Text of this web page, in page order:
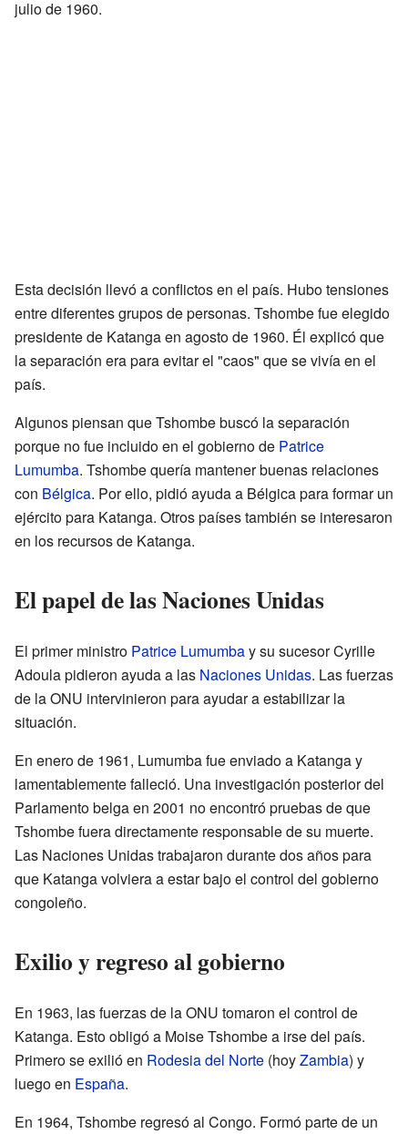
julio de 1960.
Esta decisión llevó a conflictos en el país. Hubo tensiones
entre diferentes grupos de personas. Tshombe fue elegido
presidente de Katanga en agosto de 1960. Él explicó que
la separación era para evitar el "caos" que se vivía en el
país.
Algunos piensan que Tshombe buscó la separación
porque no fue incluido en el gobierno de Patrice
Lumumba. Tshombe quería mantener buenas relaciones
con Bélgica. Por ello, pidió ayuda a Bélgica para formar un
ejército para Katanga. Otros países también se interesaron
en los recursos de Katanga.
El papel de las Naciones Unidas
El primer ministro Patrice Lumumbay su sucesor Cyrille
Adoula pidieron ayuda a las Naciones Unidas. Las fuerzas
de la ONU intervinieron para ayudar a estabilizar la
situación.
En enero de 1961, Lumumba fue enviado a Katanga y
lamentablemente falleció. Una investigación posterior del
Parlamento belga en 2001 no encontró pruebas de que
Tshombe fuera directamente responsable de su muerte.
Las Naciones Unidas trabajaron durante dos años para
que Katanga volviera a estar bajo el control del gobierno
congoleño.
Exilio y regreso al gobierno
En 1963, las fuerzas de la ONU tomaron el control de
Katanga. Esto obligó a Moise Tshombe a irse del país.
Primero se exilió en Rodesia del Norte (hoyZambia) y
luego en España.
En 1964, Tshombe regresó al Congo. Formó parte de un